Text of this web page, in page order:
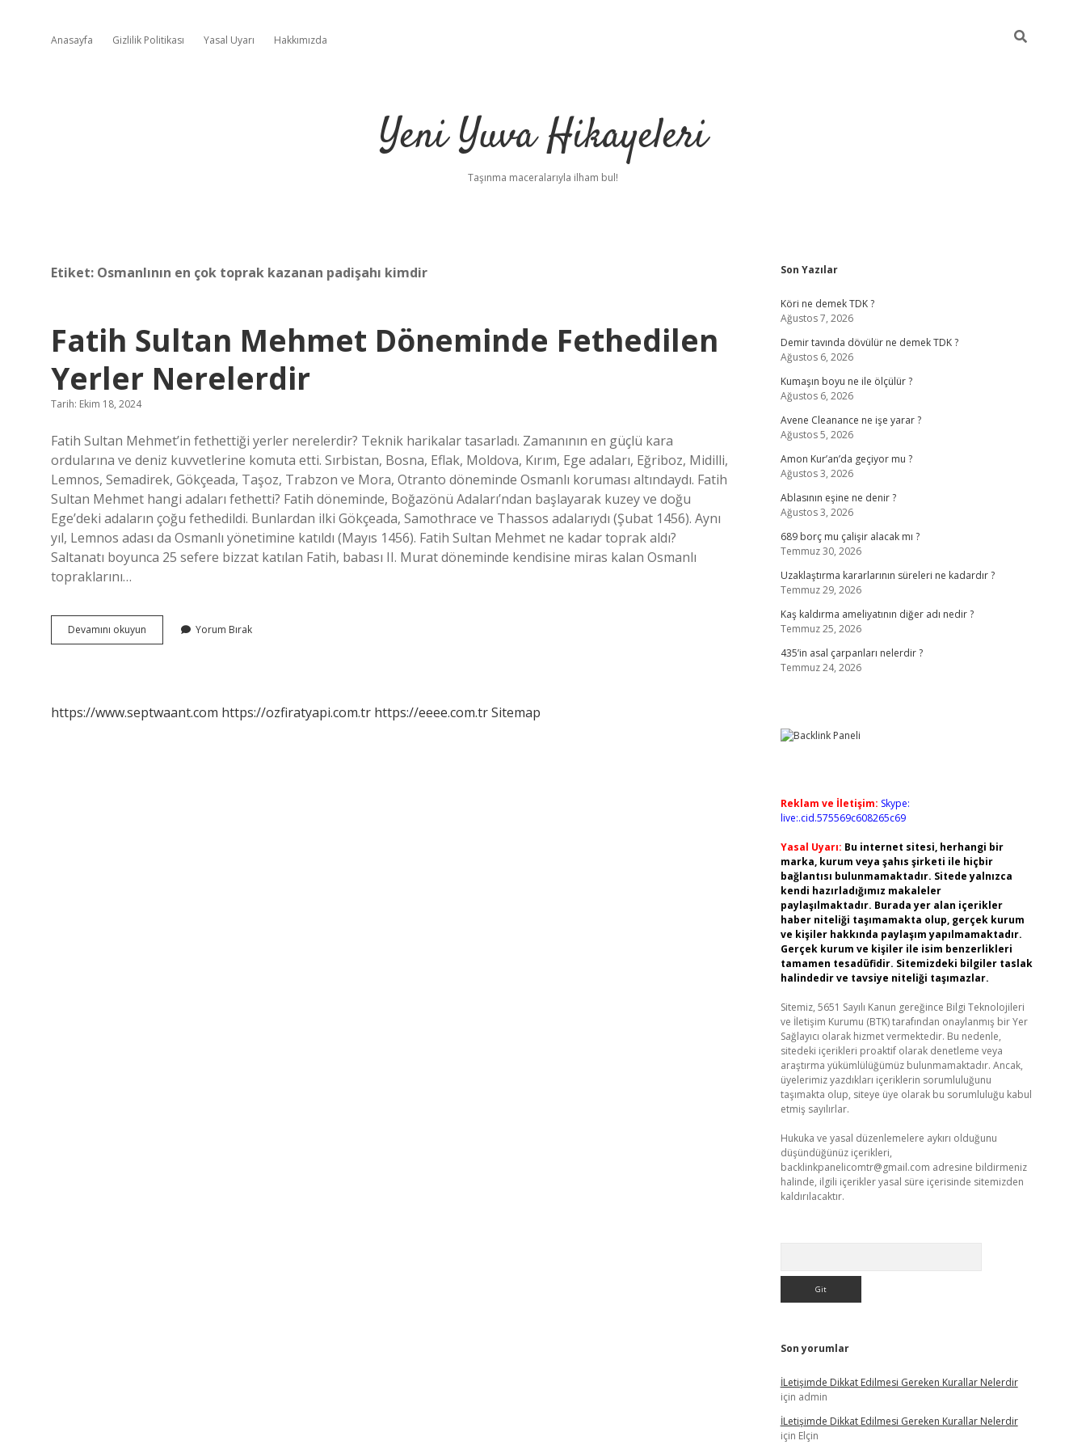
Anasayfa Gizlilik Politikası Yasal Uyarı Hakkımızda
Yeni Yuva Hikayeleri
Taşınma maceralarıyla ilham bul!
Etiket: Osmanlının en çok toprak kazanan padişahı kimdir
Fatih Sultan Mehmet Döneminde Fethedilen
Yerler Nerelerdir
Tarih: Ekim 18, 2024
Fatih Sultan Mehmet’in fethettiği yerler nerelerdir? Teknik harikalar tasarladı. Zamanının en güçlü kara
ordularına ve deniz kuvvetlerine komuta etti. Sırbistan, Bosna, Eflak, Moldova, Kırım, Ege adaları, Eğriboz, Midilli,
Lemnos, Semadirek, Gökçeada, Taşoz, Trabzon ve Mora, Otranto döneminde Osmanlı koruması altındaydı. Fatih
Sultan Mehmet hangi adaları fethetti? Fatih döneminde, Boğazönü Adaları’ndan başlayarak kuzey ve doğu
Ege’deki adaların çoğu fethedildi. Bunlardan ilki Gökçeada, Samothrace ve Thassos adalarıydı (Şubat 1456). Aynı
yıl, Lemnos adası da Osmanlı yönetimine katıldı (Mayıs 1456). Fatih Sultan Mehmet ne kadar toprak aldı?
Saltanatı boyunca 25 sefere bizzat katılan Fatih, babası II. Murat döneminde kendisine miras kalan Osmanlı
topraklarını…
Devamını okuyun
Sultan
Nerelerdir
Yorum Bırak
https://www.septwaant.com https://ozfiratyapi.com.tr https://eeee.com.trSitemap
Sidebar
Son Yazılar
Köri ne demek TDK ?
Ağustos 7, 2026
Demir tavında dövülür ne demek TDK ?
Ağustos 6, 2026
Kumaşın boyu ne ile ölçülür ?
Ağustos 6, 2026
Avene Cleanance ne işe yarar ?
Ağustos 5, 2026
Amon Kur’an’da geçiyor mu ?
Ağustos 3, 2026
Ablasının eşine ne denir ?
Ağustos 3, 2026
689 borç mu çalişir alacak mı ?
Temmuz 30, 2026
Uzaklaştırma kararlarının süreleri ne kadardır ?
Temmuz 29, 2026
Kaş kaldırma ameliyatının diğer adı nedir ?
Temmuz 25, 2026
435’in asal çarpanları nelerdir ?
Temmuz 24, 2026
Reklam ve İletişim: Skype:
live:.cid.575569c608265c69
Yasal Uyarı: Bu internet sitesi, herhangi bir
marka, kurum veya şahıs şirketi ile hiçbir
bağlantısı bulunmamaktadır. Sitede yalnızca
kendi hazırladığımız makaleler
paylaşılmaktadır. Burada yer alan içerikler
haber niteliği taşımamakta olup, gerçek kurum
ve kişiler hakkında paylaşım yapılmamaktadır.
Gerçek kurum ve kişiler ile isim benzerlikleri
tamamen tesadüfidir. Sitemizdeki bilgiler taslak
halindedir ve tavsiye niteliği taşımazlar.
Sitemiz, 5651 Sayılı Kanun gereğince Bilgi Teknolojileri
ve İletişim Kurumu (BTK) tarafından onaylanmış bir Yer
Sağlayıcı olarak hizmet vermektedir. Bu nedenle,
sitedeki içerikleri proaktif olarak denetleme veya
araştırma yükümlülüğümüz bulunmamaktadır. Ancak,
üyelerimiz yazdıkları içeriklerin sorumluluğunu
taşımakta olup, siteye üye olarak bu sorumluluğu kabul
etmiş sayılırlar.
Hukuka ve yasal düzenlemelere aykırı olduğunu
düşündüğünüz içerikleri,
backlinkpanelicomtr@gmail.com adresine bildirmeniz
halinde, ilgili içerikler yasal süre içerisinde sitemizden
kaldırılacaktır.
Son yorumlar
İLetişimde Dikkat Edilmesi Gereken Kurallar Nelerdir
için admin
İLetişimde Dikkat Edilmesi Gereken Kurallar Nelerdir
için Elçin
hiltonbetBetexper giriş adresi